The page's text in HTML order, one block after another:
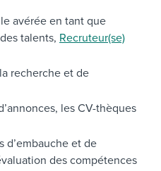
avérée en tant que
talents, Recruteur(se)
recherche et de
les CV-thèques
d’embauche et de
des compétences